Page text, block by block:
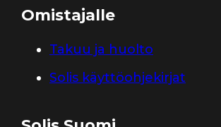
Omistajalle
Takuu ja huolto
Solis käyttöohjekirjat